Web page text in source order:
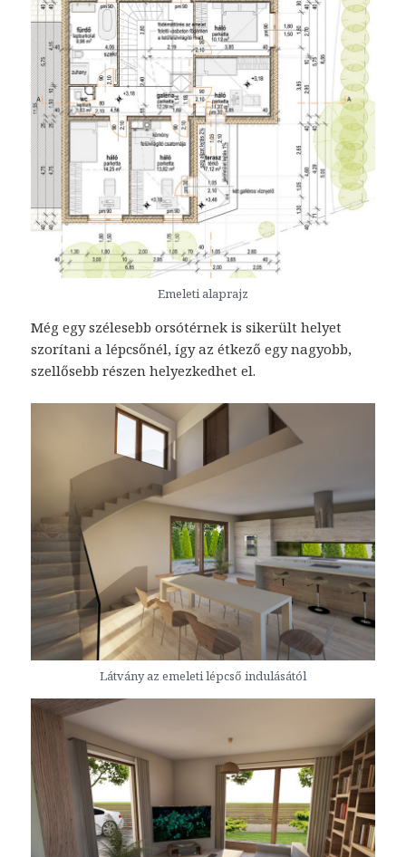
Emeleti alaprajz
Még egy szélesebb orsótérnek is sikerült helyet
szorítani a lépcsőnél, így az étkező egy nagyobb,
szellősebb részen helyezkedhet el.
Látvány az emeleti lépcső indulásától